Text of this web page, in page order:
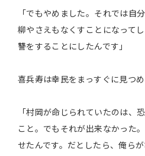
「でもやめました。それでは自
柳やさえもなくすことになって
讐をすることにしたんです」
喜兵寿は幸民をまっすぐに見つめ
「村岡が命じられていたのは、
こと。でもそれが出来なかった
せたんです。だとしたら、俺ら